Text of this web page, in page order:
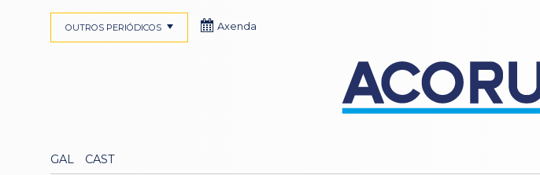
GAL CAST
OUTROS PERIÓDICOS Axenda